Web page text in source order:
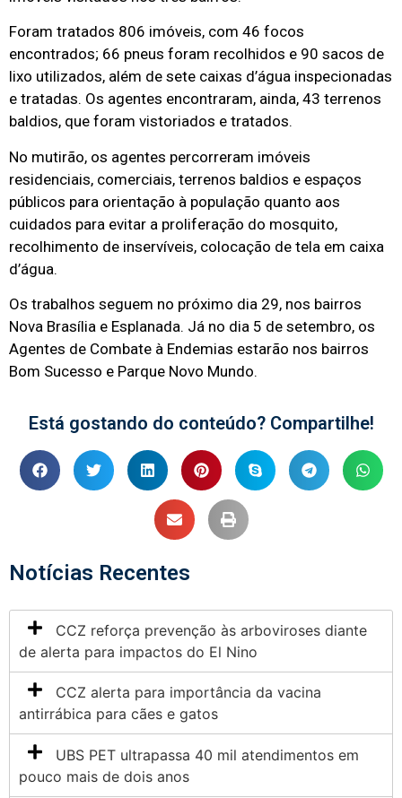
Foram tratados 806 imóveis, com 46 focos
encontrados; 66 pneus foram recolhidos e 90 sacos de
lixo utilizados, além de sete caixas d’água inspecionadas
e tratadas. Os agentes encontraram, ainda, 43 terrenos
baldios, que foram vistoriados e tratados.
No mutirão, os agentes percorreram imóveis
residenciais, comerciais, terrenos baldios e espaços
públicos para orientação à população quanto aos
cuidados para evitar a proliferação do mosquito,
recolhimento de inservíveis, colocação de tela em caixa
d’água.
Os trabalhos seguem no próximo dia 29, nos bairros
Nova Brasília e Esplanada. Já no dia 5 de setembro, os
Agentes de Combate à Endemias estarão nos bairros
Bom Sucesso e Parque Novo Mundo.
Está gostando do conteúdo? Compartilhe!
Notícias Recentes
CCZ reforça prevenção às arboviroses diante
de alerta para impactos do El Nino
CCZ alerta para importância da vacina
antirrábica para cães e gatos
UBS PET ultrapassa 40 mil atendimentos em
pouco mais de dois anos